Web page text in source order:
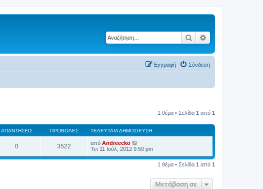
Αναζήτηση
Σύνδεση
Εγγραφή
1 θέμα • Σελίδα 1 από 1
ΑΠΑΝΤΉΣΕΙΣ ΠΡΟΒΟΛΈΣ ΤΕΛΕΥΤΑΊΑ ΔΗΜΟΣΊΕΥΣΗ
0 3522 από Andreecko
Τετ 11 Ιούλ, 2012 9:50 pm
1 θέμα • Σελίδα 1 από 1
Μετάβαση σε